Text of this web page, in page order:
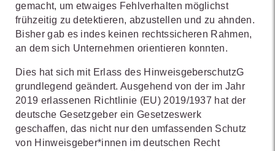
gemacht, um etwaiges Fehlverhalten möglichst
frühzeitig zu detektieren, abzustellen und zu ahnden.
Bisher gab es indes keinen rechtssicheren Rahmen,
an dem sich Unternehmen orientieren konnten.
Dies hat sich mit Erlass des HinweisgeberschutzG
grundlegend geändert. Ausgehend von der im Jahr
2019 erlassenen Richtlinie (EU) 2019/1937 hat der
deutsche Gesetzgeber ein Gesetzeswerk
geschaffen, das nicht nur den umfassenden Schutz
von Hinweisgeber*innen im deutschen Recht